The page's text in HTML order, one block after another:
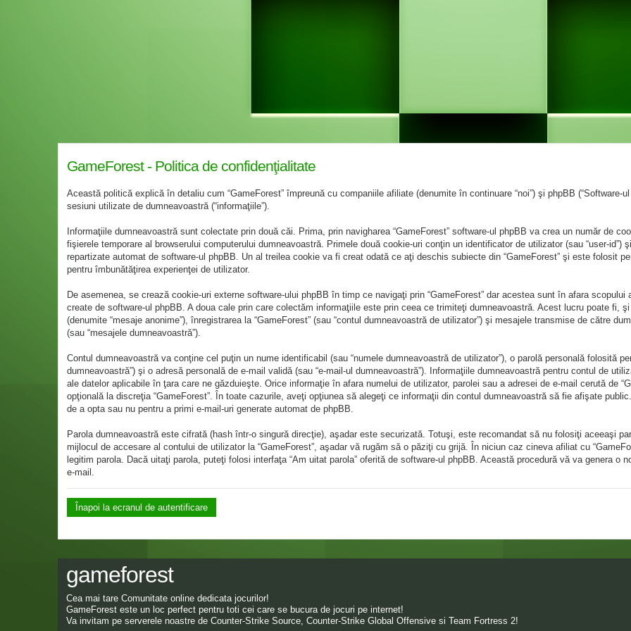
GameForest - Politica de confidenţialitate
Această politică explică în detaliu cum “GameForest” împreună cu companiile afiliate (denumite în continuare “noi”) şi phpBB
sesiuni utilizate de dumneavoastră (“informaţiile”).
Informaţiile dumneavoastră sunt colectate prin două căi. Prima, prin navigharea “GameForest” software-ul phpBB va crea un număr de
fişierele temporare al browserului computerului dumneavoastră. Primele două cookie-uri conţin un identificator de utilizator (sau “user-id”)
repartizate automat de software-ul phpBB. Un al treilea cookie va fi creat odată ce aţi deschis subiecte din “GameForest” şi este folosit
pentru îmbunătăţirea experienţei de utilizator.
De asemenea, se crează cookie-uri externe software-ului phpBB în timp ce navigaţi prin “GameForest” dar acestea sunt în afara
create de software-ul phpBB. A doua cale prin care colectăm informaţiile este prin ceea ce trimiteţi dumneavoastră. Acest lucru poate fi,
(denumite “mesaje anonime”), înregistrarea la “GameForest” (sau “contul dumneavoastră de utilizator”) şi mesajele transmise de către
(sau “mesajele dumneavoastră”).
Contul dumneavoastră va conţine cel puţin un nume identificabil (sau “numele dumneavoastră de utilizator”), o parolă personală folosită
dumneavoastră”) şi o adresă personală de e-mail validă (sau “e-mail-ul dumneavoastră”). Informaţiile dumneavoastră pentru contul de
ale datelor aplicabile în ţara care ne găzduieşte. Orice informaţie în afara numelui de utilizator, parolei sau a adresei de e-mail cerută de
opţională la discreţia “GameForest”. În toate cazurile, aveţi opţiunea să alegeţi ce informaţii din contul dumneavoastră să fie afişate
de a opta sau nu pentru a primi e-mail-uri generate automat de phpBB.
Parola dumneavoastră este cifrată (hash într-o singură direcţie), aşadar este securizată. Totuşi, este recomandat să nu folosiţi aceeaşi
mijlocul de accesare al contului de utilizator la “GameForest”, aşadar vă rugăm să o păziţi cu grijă. În niciun caz cineva afiliat cu
legitim parola. Dacă uitaţi parola, puteţi folosi interfaţa “Am uitat parola” oferită de software-ul phpBB. Această procedură vă va genera o
e-mail.
Înapoi la ecranul de autentificare
gameforest
Cea mai tare Comunitate online dedicata jocurilor!
GameForest este un loc perfect pentru toti cei care se bucura de jocuri pe internet!
Va invitam pe serverele noastre de Counter-Strike Source, Counter-Strike Global Offensive si Team Fortress 2!